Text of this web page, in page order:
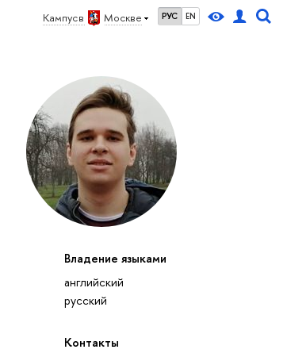
Кампус в Москве РУС EN
Владение языками
английский
русский
Контакты